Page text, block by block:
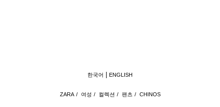
ZARA / 여성 / 컬렉션 / 팬츠 / CHINOS
한국어 ENGLISH